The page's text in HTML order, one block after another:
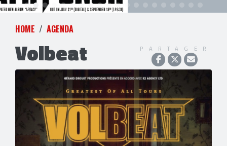
HOME AGENDA
Volbeat PARTAGER